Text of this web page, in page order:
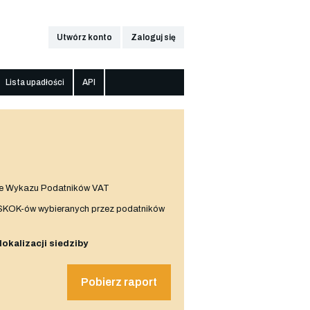
Utwórz konto Zaloguj się
Lista upadłości API
Wykazu Podatników VAT
ów wybieranych przez podatników
lokalizacji siedziby
Pobierz raport